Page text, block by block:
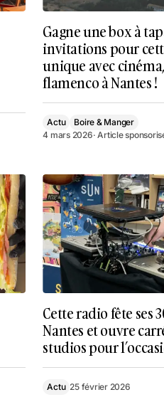
Gagne une box à
invitations pour
unique avec
flamenco à Nantes !
Actu
Boire & Manger
4 mars 2026· Article
Cette radio fête ses
Nantes et ouvre
studios pour
Actu 25 février 2026